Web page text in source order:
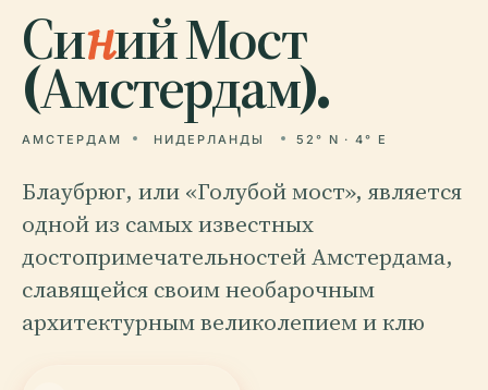
Синий Мост
(Амстердам).
АМСТЕРДАМ НИДЕРЛАНДЫ 52° N · 4° E
Блаубрюг, или «Голубой мост», является
одной из самых известных
достопримечательностей Амстердама,
славящейся своим необарочным
архитектурным великолепием и клю